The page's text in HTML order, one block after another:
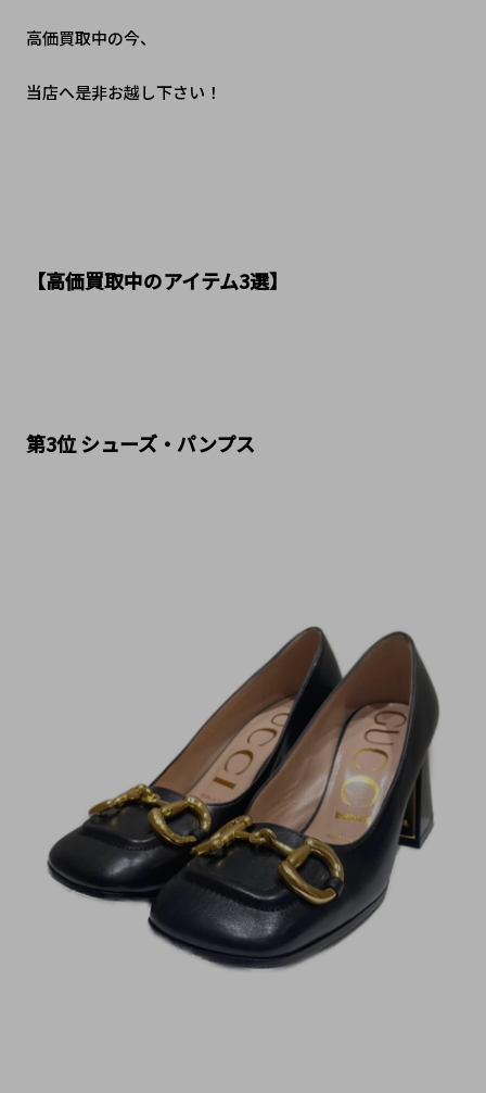
高価買取中の今、
当店へ是非お越し下さい！
【高価買取中のアイテム3選】
第3位 シューズ・パンプス